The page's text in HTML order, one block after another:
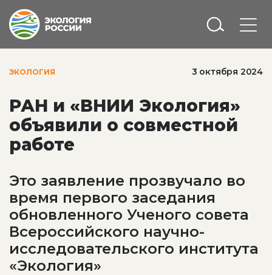
ЭКОЛОГИЯ 3 октября 2024
РАН и «ВНИИ Экология»
объявили о совместной
работе
Это заявление прозвучало во
время первого заседания
обновленного Ученого совета
Всероссийского научно-
исследовательского института
«Экология»